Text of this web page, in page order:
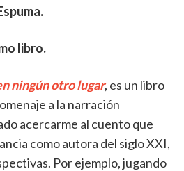
libro.
ningún otro lugar, es un libro
a la narración
acercarme al cuento que
como autora del siglo XXI,
Por ejemplo, jugando